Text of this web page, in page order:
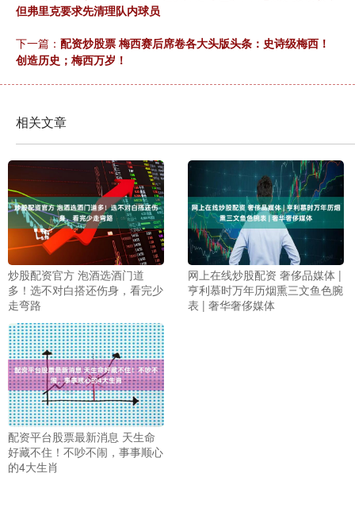
但弗里克要求先清理队内球员
下一篇： 配资炒股票 梅西赛后席卷各大头版头条：史诗级梅西！
创造历史；梅西万岁！
相关文章
炒股配资官方 泡酒选酒门道
多！选不对白搭还伤身，看完少
走弯路
网上在线炒股配资 奢侈品媒体 |
亨利慕时万年历烟熏三文鱼色腕
表 | 奢华奢侈媒体
配资平台股票最新消息 天生命
好藏不住！不吵不闹，事事顺心
的4大生肖